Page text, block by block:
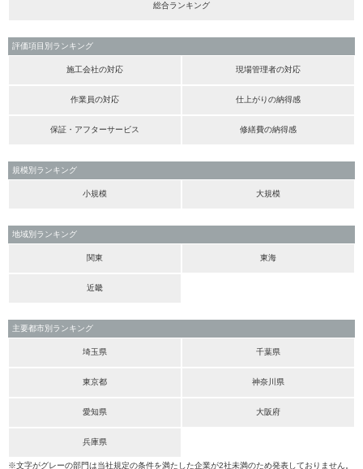
総合ランキング
評価項目別ランキング
施工会社の対応 現場管理者の対応
作業員の対応 仕上がりの納得感
保証・アフターサービス 修繕費の納得感
規模別ランキング
小規模 大規模
地域別ランキング
関東 東海
近畿
主要都市別ランキング
埼玉県 千葉県
東京都 神奈川県
愛知県 大阪府
兵庫県
※文字がグレーの部門は当社規定の条件を満たした企業が2社未満のため発表しておりません。